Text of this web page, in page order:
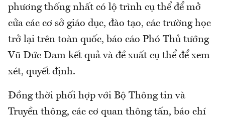
phương thống nhất có lộ trình cụ thể để mở
cửa các cơ sở giáo dục, đào tạo, các trường học
trở lại trên toàn quốc, báo cáo Phó Thủ tướng
Vũ Đức Đam kết quả và đề xuất cụ thể để xem
xét, quyết định.
Đồng thời phối hợp với Bộ Thông tin và
Truyền thông, các cơ quan thông tấn, báo chí